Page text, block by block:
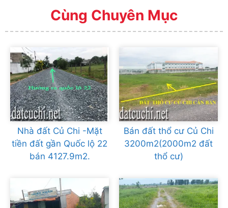
Cùng Chuyên Mục
Nhà đất Củ Chi -Mặt
tiền đất gần Quốc lộ 22
bán 4127.9m2.
Bán đất thổ cư Củ Chi
3200m2(2000m2 đất
thổ cư)